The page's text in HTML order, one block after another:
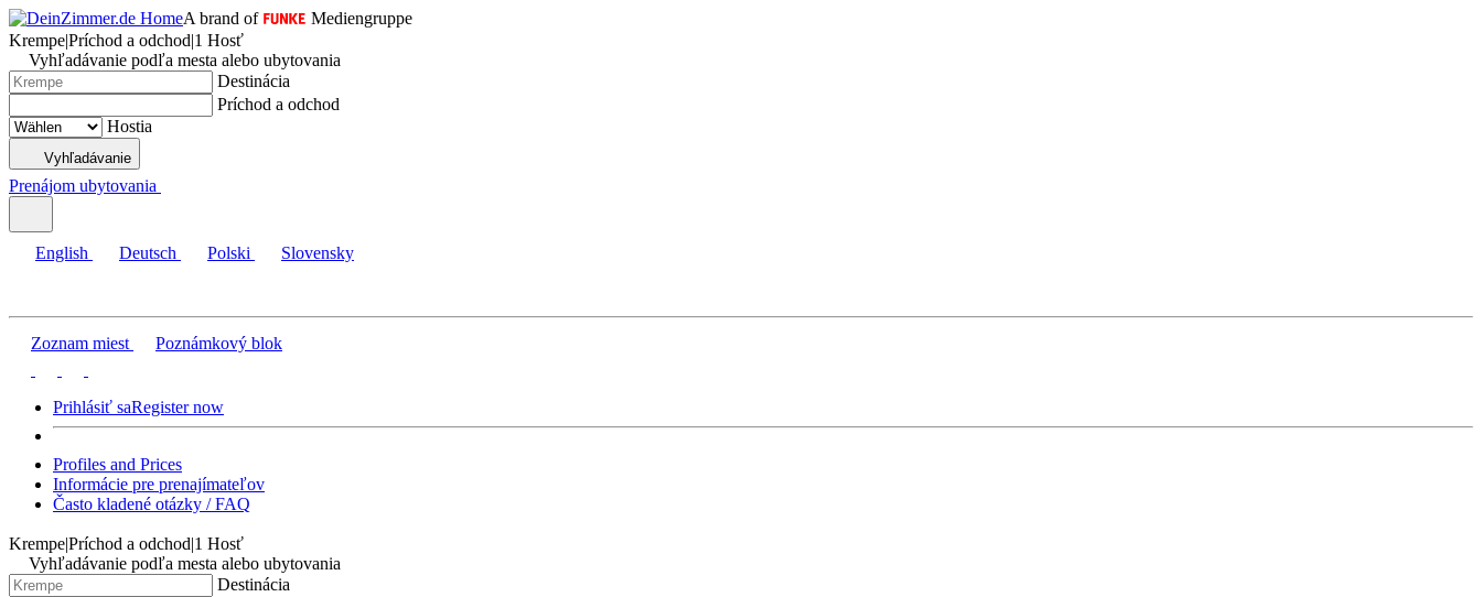
A brand of
Mediengruppe
Krempe|Príchod a odchod|1 Hosť
Vyhľadávanie podľa mesta alebo ubytovania
Destinácia
Príchod a odchod
Hostia
Vyhľadávanie
Prenájom ubytovania
English Deutsch Polski Slovensky
Zoznam miest Poznámkový blok
Prihlásiť saRegister now
Profiles and Prices
Informácie pre prenajímateľov
Často kladené otázky / FAQ
Krempe|Príchod a odchod|1 Hosť
Vyhľadávanie podľa mesta alebo ubytovania
Destinácia